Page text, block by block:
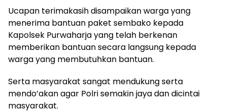
Ucapan terimakasih disampaikan warga yang
menerima bantuan paket sembako kepada
Kapolsek Purwaharja yang telah berkenan
memberikan bantuan secara langsung kepada
warga yang membutuhkan bantuan.
Serta masyarakat sangat mendukung serta
mendo’akan agar Polri semakin jaya dan dicintai
masyarakat.